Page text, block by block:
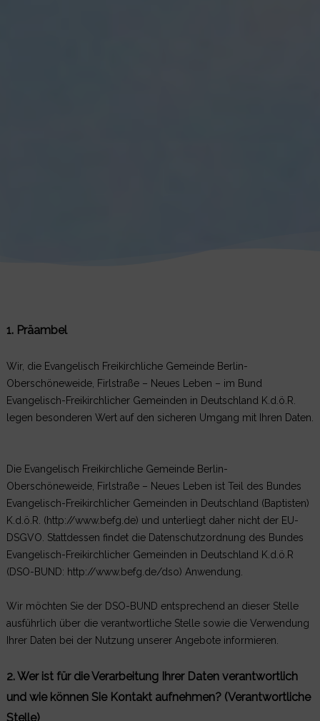
1. Präambel
Wir, die Evangelisch Freikirchliche Gemeinde Berlin-
Oberschöneweide, Firlstraße – Neues Leben – im Bund
Evangelisch-Freikirchlicher Gemeinden in Deutschland K.d.ö.R.
legen besonderen Wert auf den sicheren Umgang mit Ihren Daten.
Die Evangelisch Freikirchliche Gemeinde Berlin-
Oberschöneweide, Firlstraße – Neues Leben ist Teil des Bundes
Evangelisch-Freikirchlicher Gemeinden in Deutschland (Baptisten)
K.d.ö.R. (http://www.befg.de) und unterliegt daher nicht der EU-
DSGVO. Stattdessen findet die Datenschutzordnung des Bundes
Evangelisch-Freikirchlicher Gemeinden in Deutschland K.d.ö.R
(DSO-BUND: http://www.befg.de/dso) Anwendung.
Wir möchten Sie der DSO-BUND entsprechend an dieser Stelle
ausführlich über die verantwortliche Stelle sowie die Verwendung
Ihrer Daten bei der Nutzung unserer Angebote informieren.
2. Wer ist für die Verarbeitung Ihrer Daten verantwortlich
und wie können Sie Kontakt aufnehmen? (Verantwortliche
Stelle)